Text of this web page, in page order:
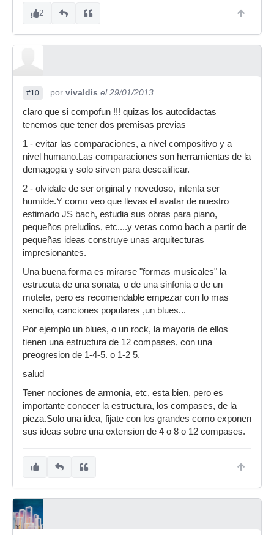
2
#10 por vivaldis el 29/01/2013
claro que si compofun !!! quizas los autodidactas
tenemos que tener dos premisas previas
1 - evitar las comparaciones, a nivel compositivo y a
nivel humano.Las comparaciones son herramientas de la
demagogia y solo sirven para descalificar.
2 - olvidate de ser original y novedoso, intenta ser
humilde.Y como veo que llevas el avatar de nuestro
estimado JS bach, estudia sus obras para piano,
pequeños preludios, etc....y veras como bach a partir de
pequeñas ideas construye unas arquitecturas
impresionantes.
Una buena forma es mirarse "formas musicales" la
estrucuta de una sonata, o de una sinfonia o de un
motete, pero es recomendable empezar con lo mas
sencillo, canciones populares ,un blues...
Por ejemplo un blues, o un rock, la mayoria de ellos
tienen una estructura de 12 compases, con una
preogresion de 1-4-5. o 1-2 5.
salud
Tener nociones de armonia, etc, esta bien, pero es
importante conocer la estructura, los compases, de la
pieza.Solo una idea, fijate con los grandes como exponen
sus ideas sobre una extension de 4 o 8 o 12 compases.